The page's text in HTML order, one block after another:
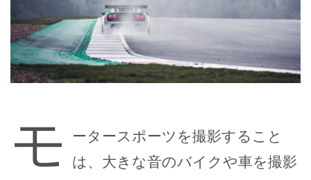
モ
ータースポーツを撮影すること
は、大きな音のバイクや車を撮影